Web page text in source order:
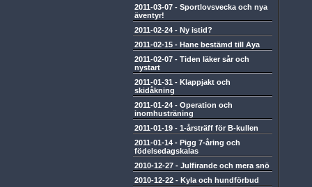
2011-03-07 - Sportlovsvecka och nya
äventyr!
2011-02-24 - Ny istid?
2011-02-15 - Hane bestämd till Aya
2011-02-07 - Tiden läker sår och
nystart
2011-01-31 - Klappjakt och
skidåkning
2011-01-24 - Operation och
inomhusträning
2011-01-19 - 1-årsträff för B-kullen
2011-01-14 - Pigg 7-åring och
födelsedagskalas
2010-12-27 - Julfirande och mera snö
2010-12-22 - Kyla och hundförbud